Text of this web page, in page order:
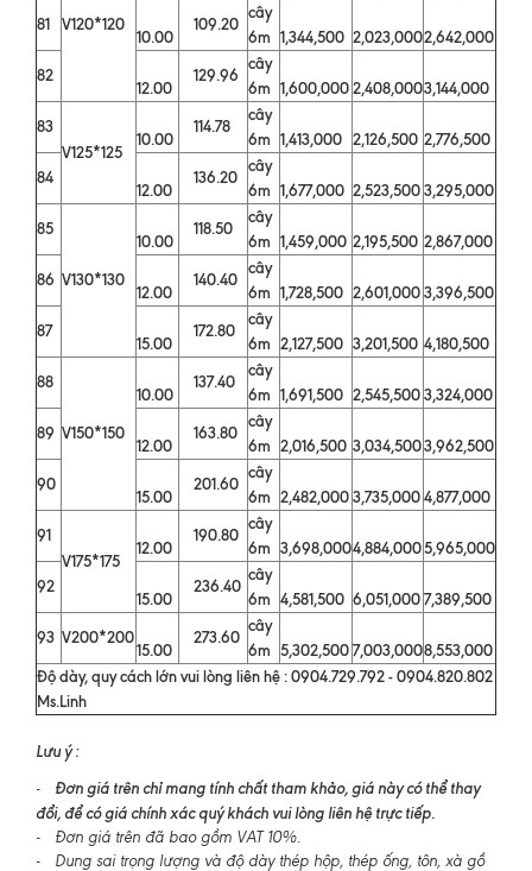
V120*120
81
10.00
109.20
cây
6m 1,344,500 2,023,0002,642,000
82
12.00
129.96
cây
6m 1,600,0002,408,0003,144,000
83
V125*125
10.00
114.78
cây
6m 1,413,000 2,126,500 2,776,500
84
12.00
136.20
cây
6m 1,677,000 2,523,5003,295,000
85
V130*130
10.00
118.50
cây
6m 1,459,000 2,195,500 2,867,000
86
12.00
140.40
cây
6m 1,728,500 2,601,0003,396,500
87
15.00
172.80
cây
6m 2,127,500 3,201,500 4,180,500
88
V150*150
10.00
137.40
cây
6m 1,691,500 2,545,5003,324,000
89
12.00
163.80
cây
6m 2,016,500 3,034,5003,962,500
90
15.00
201.60
cây
6m 2,482,0003,735,0004,877,000
91
V175*175
12.00
190.80
cây
6m 3,698,0004,884,0005,965,000
92
15.00
236.40
cây
6m 4,581,500 6,051,0007,389,500
93 V200*200
15.00
273.60
cây
6m 5,302,5007,003,0008,553,000
Độ dày, quy cách lớn vui lòng liên hệ : 0904.729.792 - 0904.820.802
Ms.Linh
Lưu ý :
- Đơn giá trên chỉ mang tính chất tham khảo, giá này có thể thay
đổi, để có giá chính xác quý khách vui lòng liên hệ trực tiếp.
- Đơn giá trên đã bao gồm VAT 10%.
- Dung sai trọng lượng và độ dày thép hộp, thép ống, tôn, xà gồ